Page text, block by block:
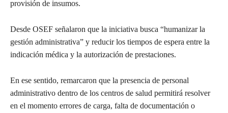
provisión de insumos.
Desde OSEF señalaron que la iniciativa busca “humanizar la
gestión administrativa” y reducir los tiempos de espera entre la
indicación médica y la autorización de prestaciones.
En ese sentido, remarcaron que la presencia de personal
administrativo dentro de los centros de salud permitirá resolver
en el momento errores de carga, falta de documentación o